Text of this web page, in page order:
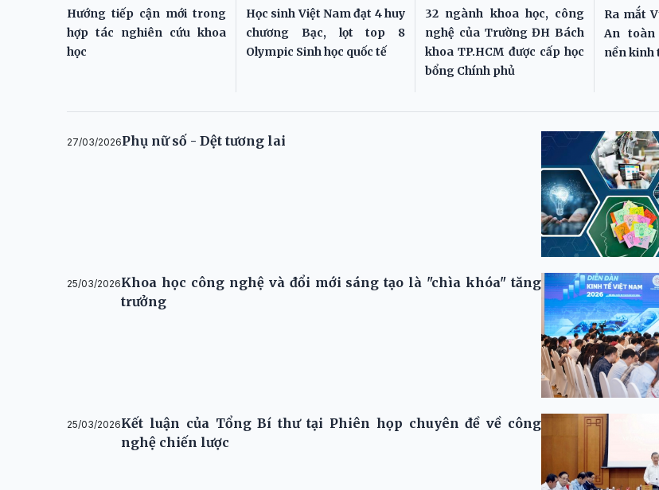
Hướng tiếp cận mới trong
hợp tác nghiên cứu khoa
học
Học sinh Việt Nam đạt 4 huy
chương Bạc, lọt top 8
Olympic Sinh học quốc tế
32 ngành khoa học, công
nghệ của Trường ĐH Bách
khoa TP.HCM được cấp học
bổng Chính phủ
Ra mắt
An
nền kinh
27/03/2026Phụ nữ số - Dệt tương lai
25/03/2026Khoa học công nghệ và đổi mới sáng tạo là "chìa khóa" tăng
trưởng
25/03/2026Kết luận của Tổng Bí thư tại Phiên họp chuyên đề về công
nghệ chiến lược